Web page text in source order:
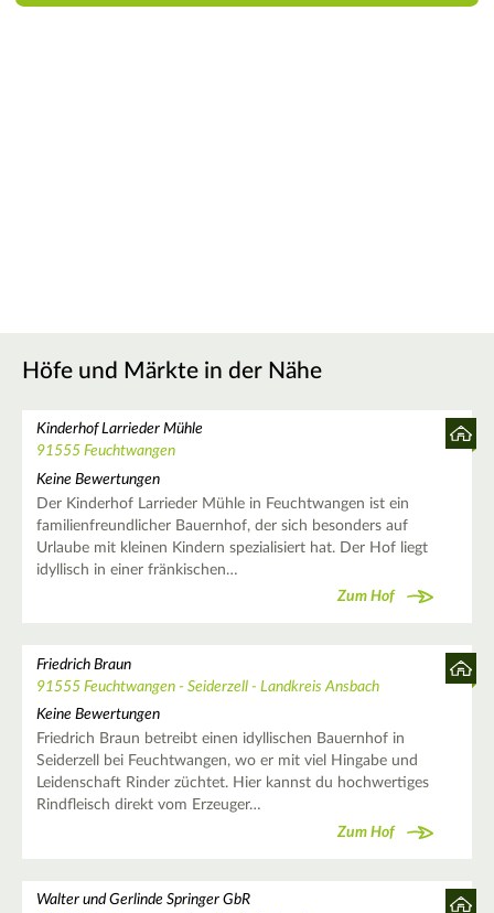
Höfe und Märkte in der Nähe
Kinderhof Larrieder Mühle
91555 Feuchtwangen
Keine Bewertungen
Der Kinderhof Larrieder Mühle in Feuchtwangen ist ein
familienfreundlicher Bauernhof, der sich besonders auf
Urlaube mit kleinen Kindern spezialisiert hat. Der Hof liegt
idyllisch in einer fränkischen…
Zum Hof
Friedrich Braun
91555 Feuchtwangen - Seiderzell - Landkreis Ansbach
Keine Bewertungen
Friedrich Braun betreibt einen idyllischen Bauernhof in
Seiderzell bei Feuchtwangen, wo er mit viel Hingabe und
Leidenschaft Rinder züchtet. Hier kannst du hochwertiges
Rindfleisch direkt vom Erzeuger…
Zum Hof
Walter und Gerlinde Springer GbR